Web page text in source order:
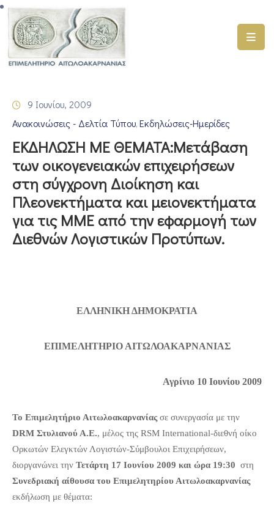
ΑΡΧΙΚΗ
ΓΕΜΗ
–
ΠΡΟΓΡΑΜΜΑΤΑ
ΕΠΙΜΕΛΗΤΗΡΙΟΥ
ΣΥΜΜΕΤΟΧΗ
ΣΕ
ΕΤΑΙΡΕΙΕΣ
9 Ιουνίου, 2009
Ανακοινώσεις - Δελτία Τύπου‚ Εκδηλώσεις-Ημερίδες
ΕΚΔΗΛΩΣΗ ΜΕ ΘΕΜΑΤΑ:Μετάβαση
των οικογενειακών επιχειρήσεων
στη σύγχρονη Διοίκηση και
Πλεονεκτήματα και μειονεκτήματα
για τις ΜΜΕ από την εφαρμογή των
Διεθνών Λογιστικών Προτύπων.
ΕΛΛΗΝΙΚΗ ΔΗΜΟΚΡΑΤΙΑ
ΕΠΙΜΕΛΗΤΗΡΙΟ ΑΙΤΩΛΟΑΚΑΡΝΑΝΙΑΣ
Αγρίνιο 10 Ιουνίου 2009
Το Επιμελητήριο Αιτωλοακαρνανίας σε συνεργασία με την
DRM Στυλιανού Α.Ε., μέλος της RSM International-διεθνή οίκο
Ορκωτών Ελεγκτών Λογιστών-Σύμβουλοι Επιχειρήσεων,
διοργανώνει την Τετάρτη 17 Ιουνίου 2009 και ώρα 19:30 στη
Συνεδριακή αίθουσα του Επιμελητηρίου Αιτωλοακαρνανίας
εκδήλωση με θέματα: